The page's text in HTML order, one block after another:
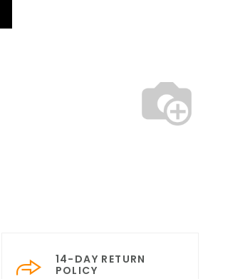
14-DAY RETURN
POLICY